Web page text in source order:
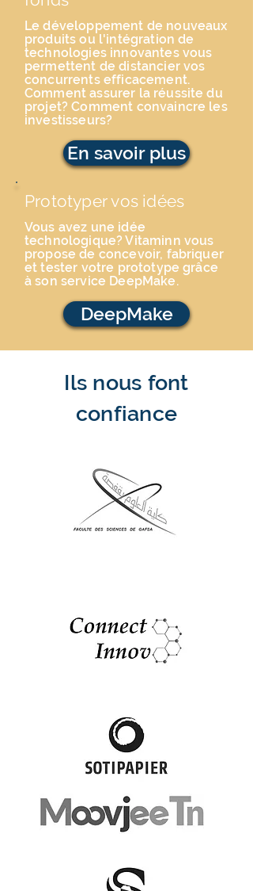
Le développement de nouveaux
produits ou l'intégration de
technologies innovantes vous
permettent de distancier vos
concurrents efficacement.
Comment assurer la réussite du
projet? Comment convaincre les
investisseurs?
En savoir plus
Prototyper vos idées
Vous avez une idée
technologique? Vitaminn vous
propose de concevoir, fabriquer
et tester votre prototype grâce
à son service DeepMake.
DeepMake
Ils nous font
confiance